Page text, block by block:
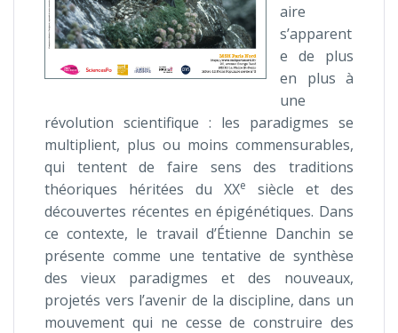
aire
s’apparent
e de plus
en plus à
une
révolution scientifique : les paradigmes se
multiplient, plus ou moins commensurables,
qui tentent de faire sens des traditions
théoriques héritées du XXe
siècle et des
découvertes récentes en épigénétiques. Dans
ce contexte, le travail d’Étienne Danchin se
présente comme une tentative de synthèse
des vieux paradigmes et des nouveaux,
projetés vers l’avenir de la discipline, dans un
mouvement qui ne cesse de construire des